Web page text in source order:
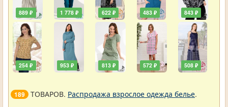
889 ₽
254 ₽
1 778 ₽
953 ₽
622 ₽
813 ₽
483 ₽
572 ₽
843 ₽
508 ₽
189 ТОВАРОВ. Распродажа взрослое одежда белье.